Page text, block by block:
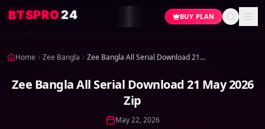
BTSPRO24 BUY PLAN
Home Zee Bangla Zee Bangla All Serial Download 21 May 2026 Zip
Zee Bangla All Serial Download 21 May 2026
Zip
May 22, 2026